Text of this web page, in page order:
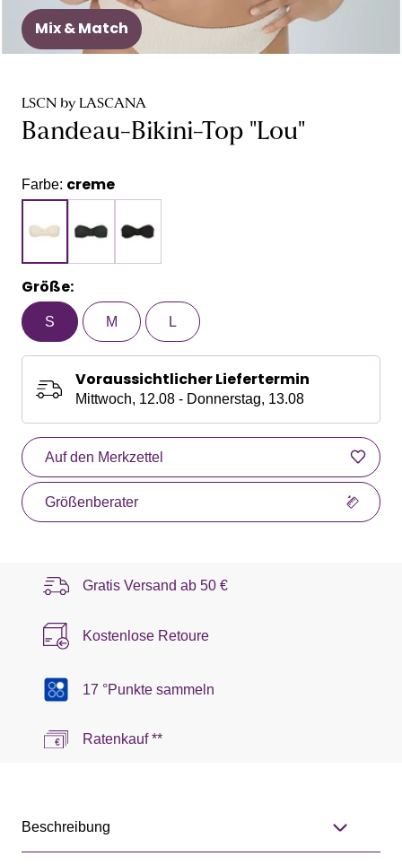
Mix & Match
LSCN by LASCANA
Bandeau-Bikini-Top "Lou"
Farbe: creme
Größe:
S M L
Voraussichtlicher Liefertermin
Mittwoch, 12.08 - Donnerstag, 13.08
Auf den Merkzettel
Größenberater
Gratis Versand ab 50 €
Kostenlose Retoure
17 °Punkte sammeln
Ratenkauf **
Beschreibung